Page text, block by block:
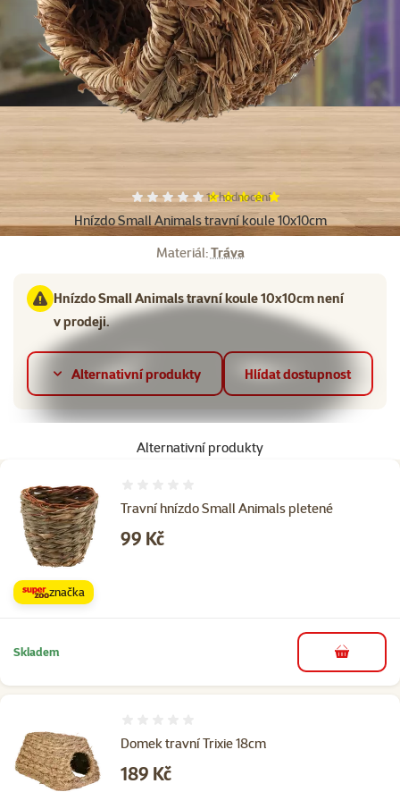
Hnízdo Small Animals travní koule 10x10cm
Hodnocení 100%, počet hodnocení:
1×hodnocení
Materiál:Tráva
Hnízdo Small Animals travní koule 10x10cm není
v prodeji.
Alternativní produkty Hlídat dostupnost
Další fotky
Alternativní produkty
Travní hnízdo Small Animals pletené
Cena
99 Kč
značka
Skladem do košíku
Domek travní Trixie 18cm
Cena
189 Kč